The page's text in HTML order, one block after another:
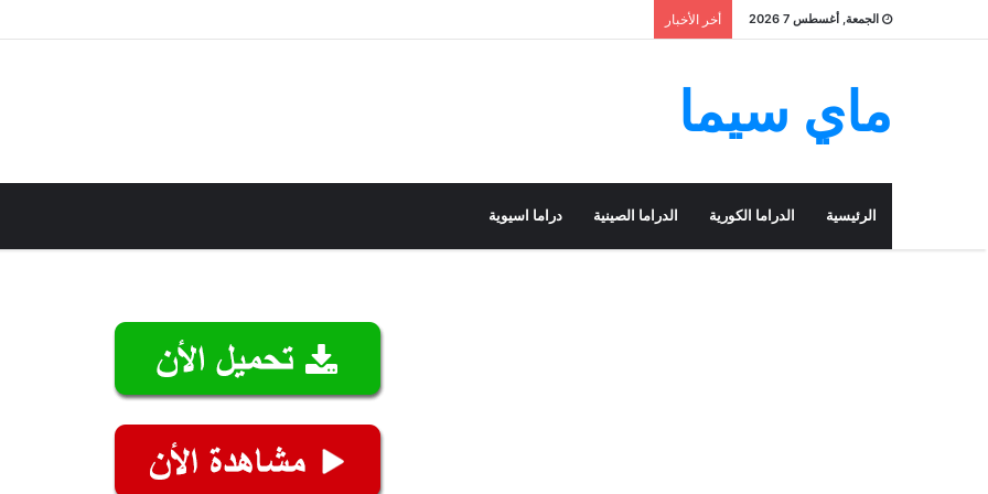
الجمعة, أغسطس 7 2026 أخر الأخبار
ماي سيما
الرئيسية الدراما الكورية الدراما الصينية دراما اسيوية